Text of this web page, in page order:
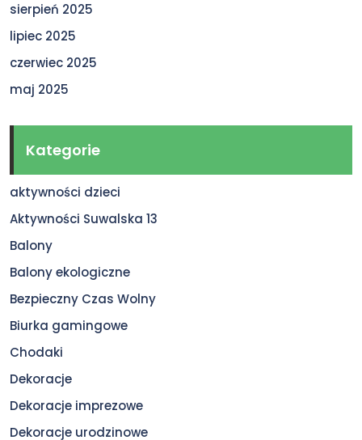
sierpień 2025
lipiec 2025
czerwiec 2025
maj 2025
Kategorie
aktywności dzieci
Aktywności Suwalska 13
Balony
Balony ekologiczne
Bezpieczny Czas Wolny
Biurka gamingowe
Chodaki
Dekoracje
Dekoracje imprezowe
Dekoracje urodzinowe